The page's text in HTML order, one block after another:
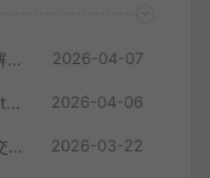
DeepSeek+Vue3的学生个性化学习解答AI系统 2026-04-07
基于SSM+SpringBoot+Vue+ElementPlus的聊天im系统 2026-04-06
基于Springboot3+vue3的校园二手交易平台 2026-03-22